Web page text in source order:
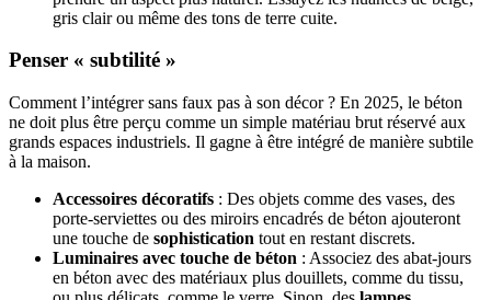
gris clair ou même des tons de terre cuite.
Penser « subtilité »
Comment l’intégrer sans faux pas à son décor ? En 2025, le béton
ne doit plus être perçu comme un simple matériau brut réservé aux
grands espaces industriels. Il gagne à être intégré de manière subtile
à la maison.
Accessoires décoratifs : Des objets comme des vases, des
porte-serviettes ou des miroirs encadrés de béton ajouteront
une touche de sophistication tout en restant discrets.
Luminaires avec touche de béton : Associez des abat-jours
en béton avec des matériaux plus douillets, comme du tissu,